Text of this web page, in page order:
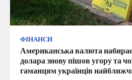
ФІНАНСИ
Американська валюта
долара знову пішов угору та
гаманцям українців